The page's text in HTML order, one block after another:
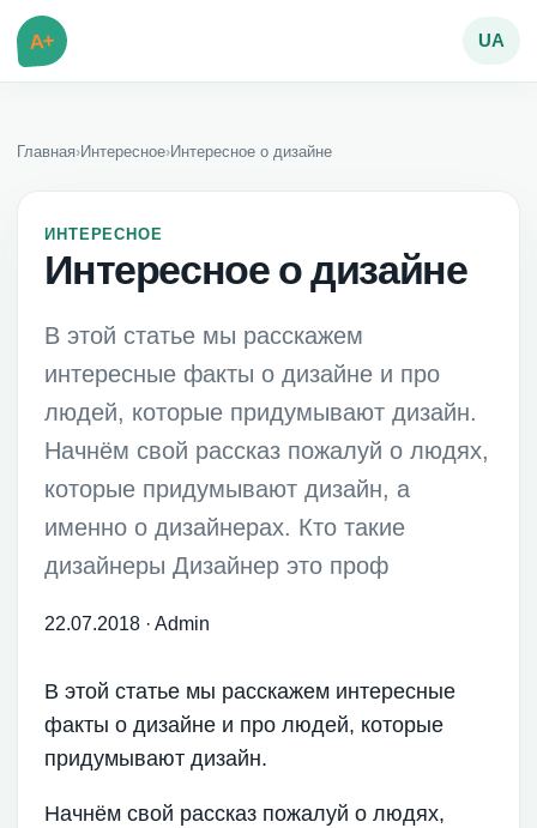
A+ UA
Главная›Интересное›Интересное о дизайне
ИНТЕРЕСНОЕ
Интересное о дизайне
В этой статье мы расскажем
интересные факты о дизайне и про
людей, которые придумывают дизайн.
Начнём свой рассказ пожалуй о людях,
которые придумывают дизайн, а
именно о дизайнерах. Кто такие
дизайнеры Дизайнер это проф
22.07.2018 ·Admin
В этой статье мы расскажем интересные
факты о дизайне и про людей, которые
придумывают дизайн.
Начнём свой рассказ пожалуй о людях,